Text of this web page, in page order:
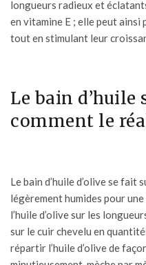
longueurs radieux et
en vitamine E ; elle peut ainsi
tout en stimulant leur
Le bain d’huile
comment le
Le bain d’huile d’olive se fait
légèrement humides pour
l’huile d’olive sur les
sur le cuir chevelu en
répartir l’huile d’olive de